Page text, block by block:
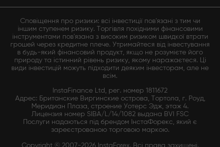
Сповіщення про ризики: всі інвестиції пов'язані з тим чи
іншим ступенем ризику. Торгівля похідними фінансовими
інструментами пов'язана з високим ризиком швидкої втрати
грошей через кредитне плече. Утримайтеся від інвестування
в будь-який фінансовий продукт, якщо не розумієте його
природу та істинний рівень ризику, якому наражаєтеся. Ці
види інвестицій можуть підходити деяким інвесторам, але не
всім.
InstaFinance Ltd, рег. номер 1811672
Адрес: Британские Виргинские острова, Тортола, г. Роуд,
Меридиан Плаза, строение Уотерс Эдж, этаж 4.
Лицензия номер SIBA/L/14/1082 выдана BVI FSC
Послуги надаються під брендом ІнстаФорекс, який є
зареєстрованою торговою маркою.
Copyright © 2007-2026 InstaForex. Всі права захищені.